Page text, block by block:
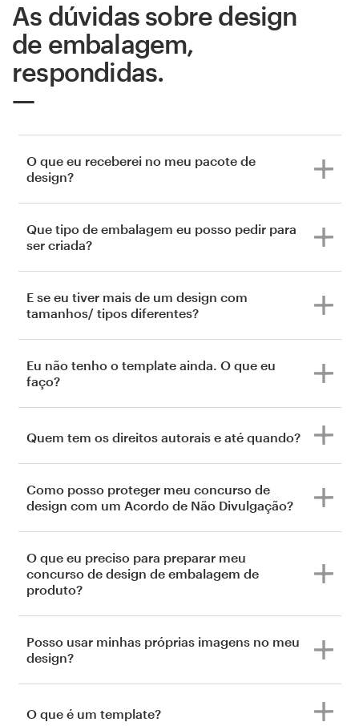
As dúvidas sobre design
de embalagem,
respondidas.
O que eu receberei no meu pacote de
design?
Que tipo de embalagem eu posso pedir para
ser criada?
E se eu tiver mais de um design com
tamanhos/ tipos diferentes?
Eu não tenho o template ainda. O que eu
faço?
Quem tem os direitos autorais e até quando?
Como posso proteger meu concurso de
design com um Acordo de Não Divulgação?
O que eu preciso para preparar meu
concurso de design de embalagem de
produto?
Posso usar minhas próprias imagens no meu
design?
O que é um template?